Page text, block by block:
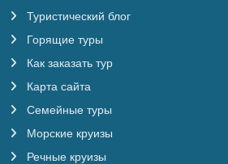
Туристический блог
Горящие туры
Как заказать тур
Карта сайта
Семейные туры
Морские круизы
Речные круизы